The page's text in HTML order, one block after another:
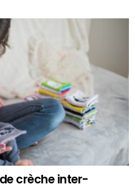
crèche inter-